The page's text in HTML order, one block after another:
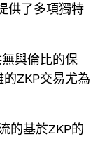
供了多項獨特
與倫比的保
ZKP交易尤為
的基於ZKP的